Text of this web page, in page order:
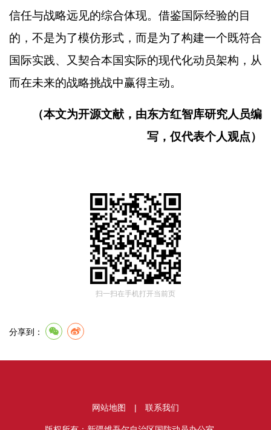
信任与战略远见的综合体现。借鉴国际经验的目
的，不是为了模仿形式，而是为了构建一个既符合
国际实践、又契合本国实际的现代化动员架构，从
而在未来的战略挑战中赢得主动。
（本文为开源文献，由东方红智库研究人员编
写，仅代表个人观点）
扫一扫在手机打开当前页
分享到：
网站地图 | 联系我们